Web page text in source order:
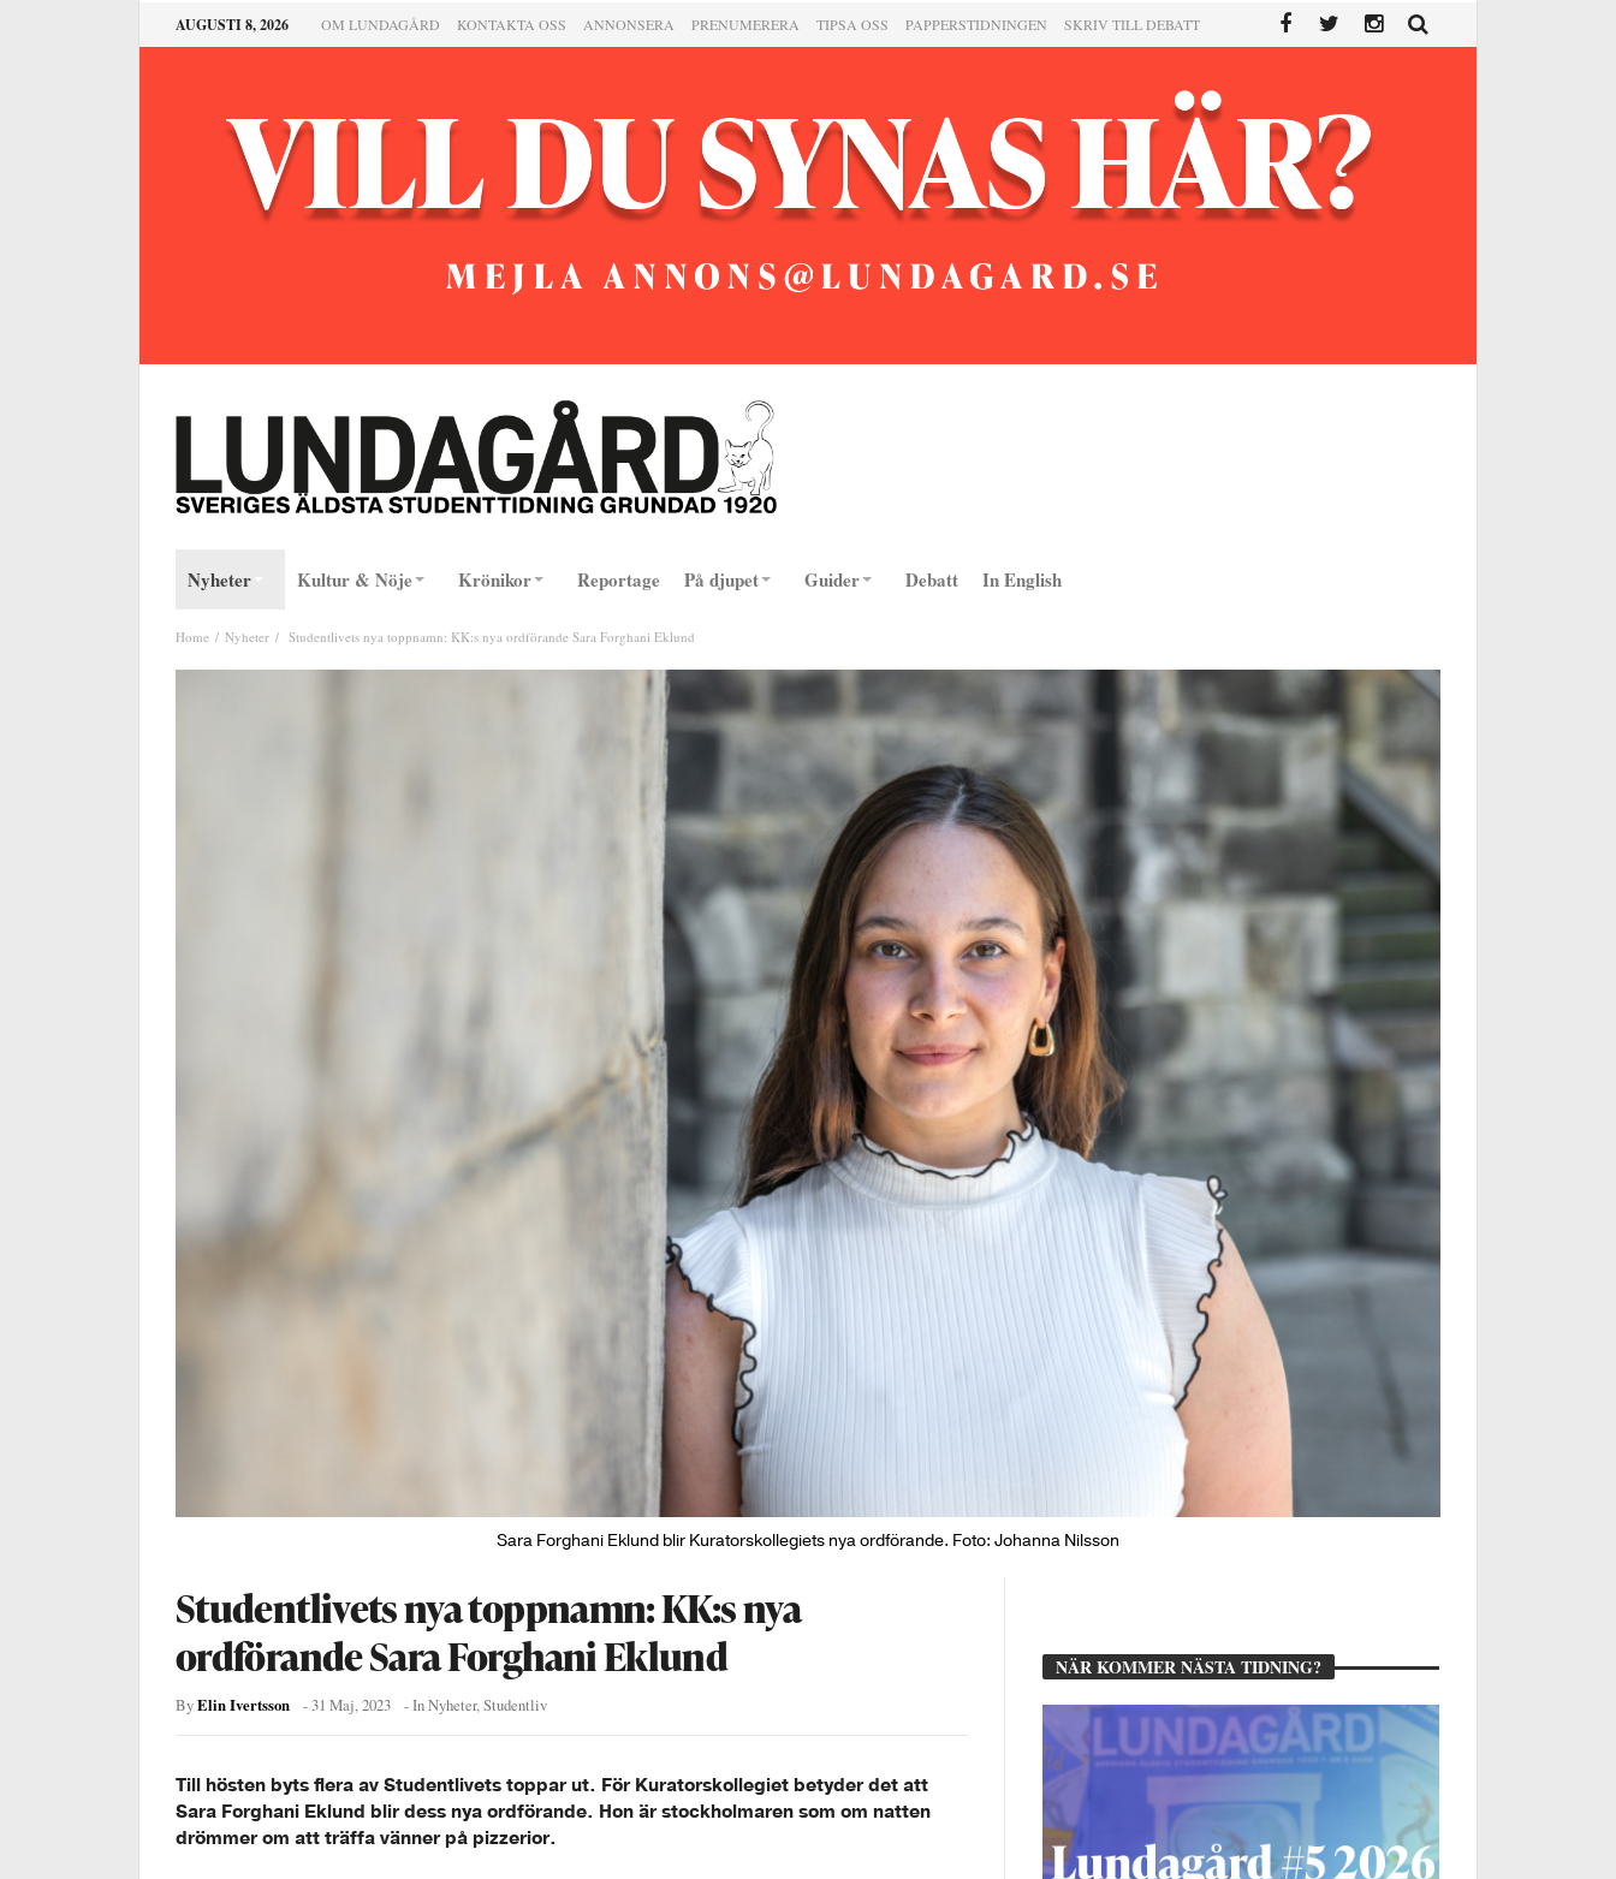
AUGUSTI 8, 2026 OM LUNDAGÅRD KONTAKTA OSS ANNONSERA PRENUMERERA TIPSA OSS PAPPERSTIDNINGEN SKRIV TILL DEBATT
Nyheter Kultur & Nöje Krönikor Reportage På djupet Guider Debatt In English
Home Nyheter Studentlivets nya toppnamn: KK:s nya ordförande Sara Forghani Eklund
Sara Forghani Eklund blir Kuratorskollegiets nya ordförande. Foto: Johanna Nilsson
Studentlivets nya toppnamn: KK:s nya
ordförande Sara Forghani Eklund
ByElin Ivertsson -31 Maj, 2023 - InNyheter,Studentliv
Till hösten byts flera av Studentlivets toppar ut. För Kuratorskollegiet betyder det att
Sara Forghani Eklund blir dess nya ordförande. Hon är stockholmaren som om natten
drömmer om att träffa vänner på pizzerior.
NÄR KOMMER NÄSTA TIDNING?